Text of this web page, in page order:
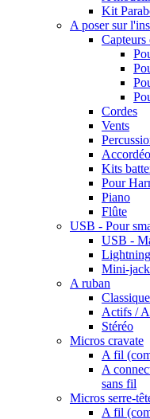
Kit
A poser sur
Cordes
Vents
Kits
Pour
Piano
Flûte
USB - Pour
USB -
Mini-
A ruban
Actifs /
Stéréo
Micros cravate
A fil
A
sans fil
Micros serre-
A fil